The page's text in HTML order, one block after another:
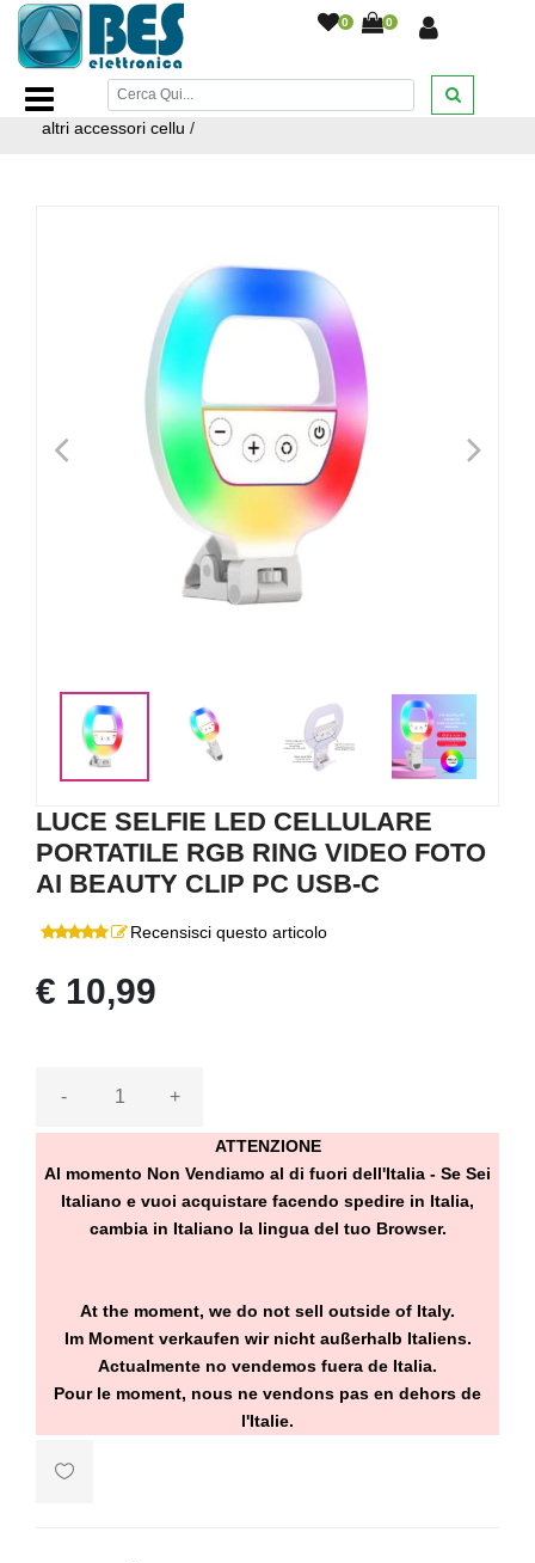
0 0
Home Page/SPORT E ARTICOLI DA VIAGGIO
Fotografia
/telefonia fissa e mobile > accessori cellulari e palmari >
altri accessori cellu /
< >
LUCE SELFIE LED CELLULARE
PORTATILE RGB RING VIDEO FOTO
AI BEAUTY CLIP PC USB-C
Recensisci questo articolo
€ 10,99
- +
ATTENZIONE
Al momento Non Vendiamo al di fuori dell'Italia - Se Sei
Italiano e vuoi acquistare facendo spedire in Italia,
cambia in Italiano la lingua del tuo Browser.
At the moment, we do not sell outside of Italy.
Im Moment verkaufen wir nicht außerhalb Italiens.
Actualmente no vendemos fuera de Italia.
Pour le moment, nous ne vendons pas en dehors de
l'Italie.